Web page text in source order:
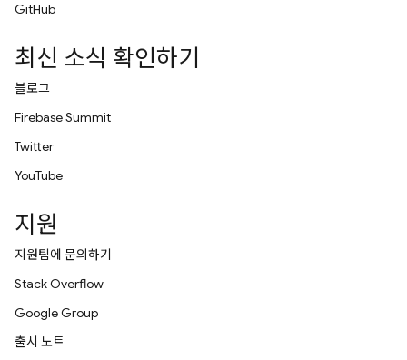
GitHub
최신 소식 확인하기
블로그
Firebase Summit
Twitter
YouTube
지원
지원팀에 문의하기
Stack Overflow
Google Group
출시 노트